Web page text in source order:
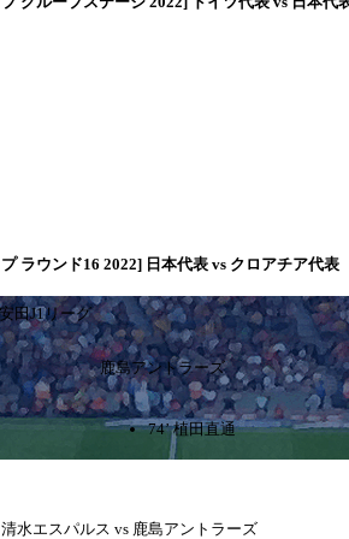
ラウンド16 2022] 日本代表 vs クロアチア代表
田J1リーグ
鹿島アントラーズ
74’ 植田直通
水エスパルス vs 鹿島アントラーズ